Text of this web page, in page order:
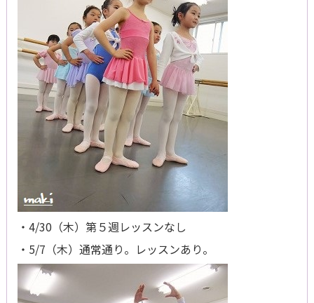
・4/30（木）第５週レッスンなし
・5/7（木）通常通り。レッスンあり。